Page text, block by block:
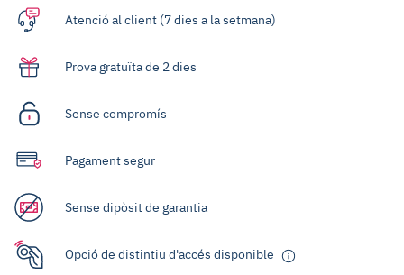
Atenció al client (7 dies a la setmana)
Prova gratuïta de 2 dies
Sense compromís
Pagament segur
Sense dipòsit de garantia
Opció de distintiu d'accés disponible